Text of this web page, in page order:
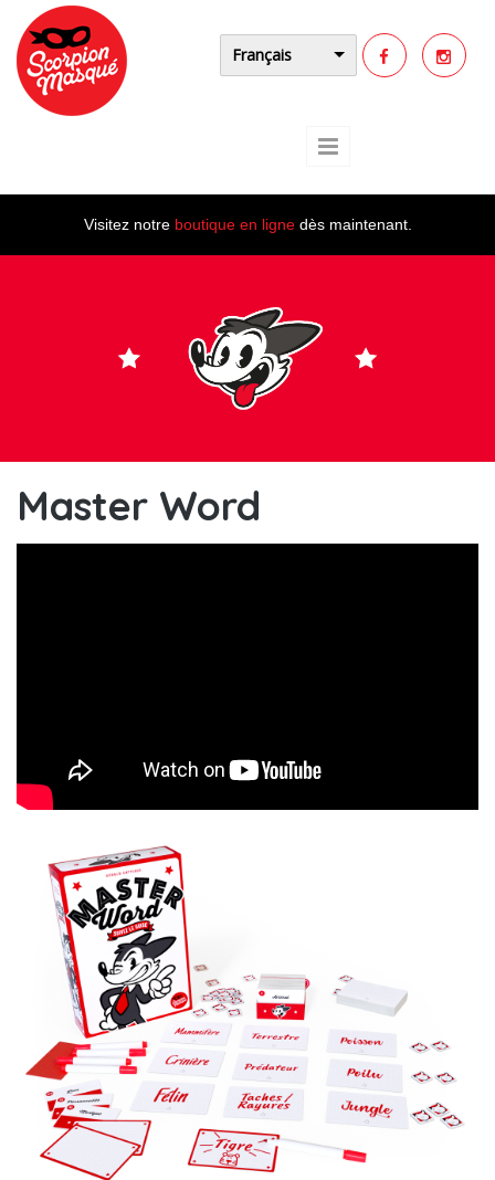
Aller au contenu principal
Français
Visitez notre boutique en lignedès maintenant.
Master Word